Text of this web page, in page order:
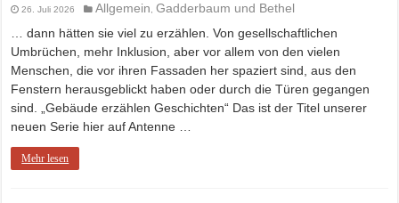
26. Juli 2026 Allgemein,Gadderbaum und Bethel
… dann hätten sie viel zu erzählen. Von gesellschaftlichen
Umbrüchen, mehr Inklusion, aber vor allem von den vielen
Menschen, die vor ihren Fassaden her spaziert sind, aus den
Fenstern herausgeblickt haben oder durch die Türen gegangen
sind. „Gebäude erzählen Geschichten“ Das ist der Titel unserer
neuen Serie hier auf Antenne …
Mehr lesen